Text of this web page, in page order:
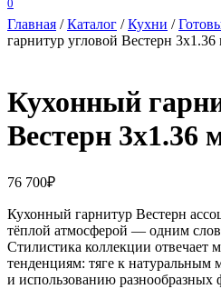
0
Главная /Каталог /Кухни /
гарнитур угловой Вестерн 3х1.36
Кухонный
Вестерн 3х1.36
76 700₽
Кухонный гарнитур Вестерн
тёплой атмосферой — одним
Стилистика коллекции отвечает
тенденциям: тяге к натуральным
и использованию разнообразных